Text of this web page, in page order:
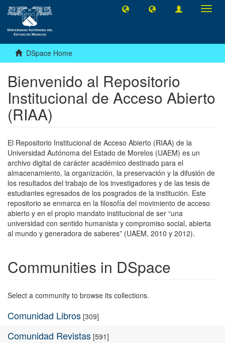
DSpace Home
Bienvenido al Repositorio
Institucional de Acceso Abierto
(RIAA)
El Repositorio Institucional de Acceso Abierto (RIAA) de la
Universidad Autónoma del Estado de Morelos (UAEM) es un
archivo digital de carácter académico destinado para el
almacenamiento, la organización, la preservación y la difusión de
los resultados del trabajo de los investigadores y de las tesis de
estudiantes egresados de los posgrados de la institución. Este
repositorio se enmarca en la filosofía del movimiento de acceso
abierto y en el propio mandato institucional de ser “una
universidad con sentido humanista y compromiso social, abierta
al mundo y generadora de saberes” (UAEM, 2010 y 2012).
Communities in DSpace
Select a community to browse its collections.
Comunidad Libros [309]
Comunidad Revistas [591]